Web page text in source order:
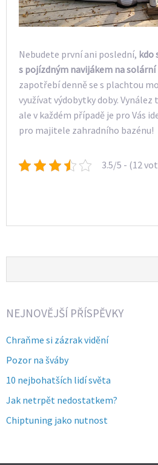
Nebudete první ani poslední, kdo
s pojízdným navijákem na
zapotřebí denně se s plachtou
využívat výdobytky doby.
ale v každém případě je pro Vás
pro majitele zahradního bazénu!
3.5/5 - (12
NEJNOVĚJŠÍ PŘÍSPĚVKY
Chraňme si zázrak vidění
Pozor na šváby
10 nejbohatších lidí světa
Jak netrpět nedostatkem?
Chiptuning jako nutnost